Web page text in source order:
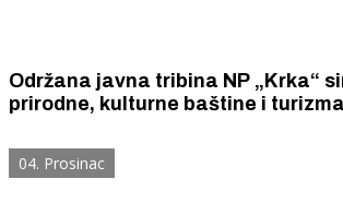
Održana javna tribina NP „Krka“
prirodne, kulturne baštine i
Parka donijet će izravne koristi
04. Prosinac